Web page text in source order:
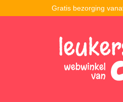
Gratis bezorging